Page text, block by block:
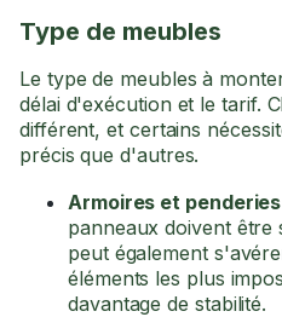
Type de meubles
Le type de meubles à
délai d'exécution et le tarif.
différent, et certains
précis que d'autres.
Armoires et
panneaux doivent être
peut également
éléments les plus
davantage de stabilité.